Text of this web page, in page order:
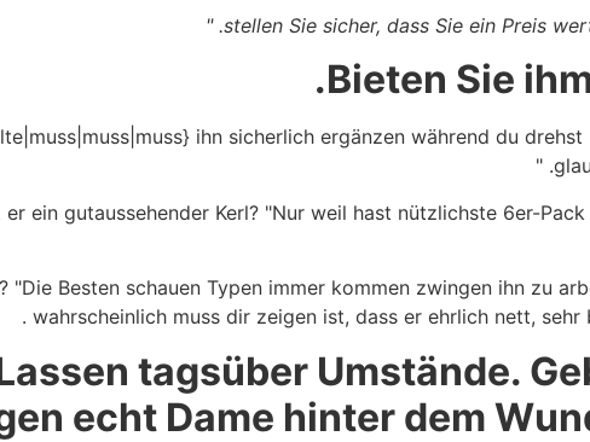
stellen Sie sicher, dass Sie ein Preis wert
Bieten Sie
ihn sicherlich ergänzen während du
ein gutaussehender Kerl? "Nur weil hast nützlichste 6er-
"Die Besten schauen Typen immer kommen zwingen ihn zu
wahrscheinlich muss dir zeigen ist, dass er ehrlich nett,
tagsüber Umstände.
echt Dame hinter dem